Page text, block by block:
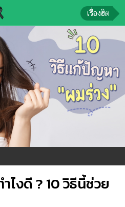
เรื่องฮิต
ไงดี ? 10 วิธีนี้ช่วย